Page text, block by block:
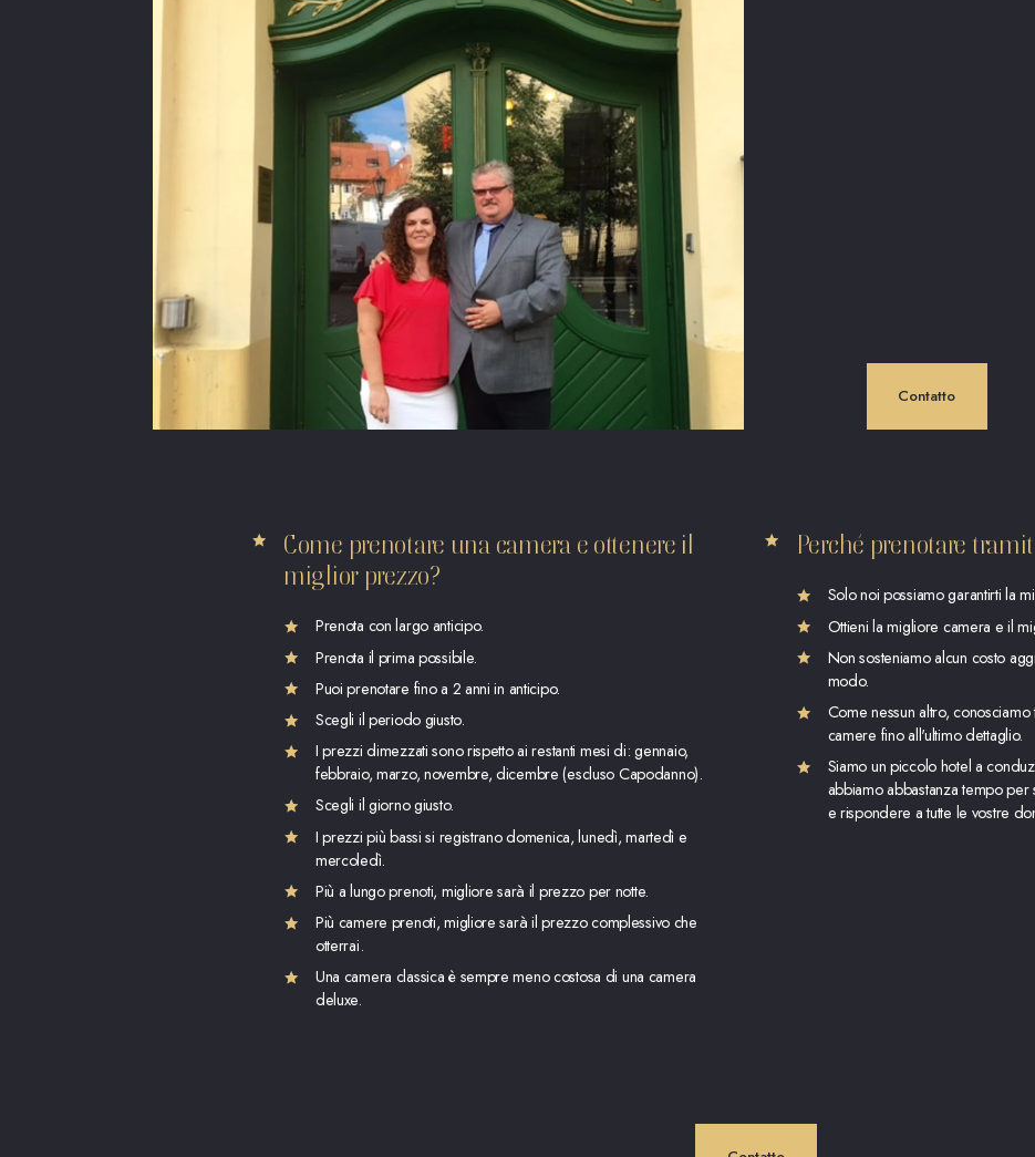
Contatto
Come prenotare una camera e ottenere il
miglior prezzo?
Prenota con largo anticipo.
Prenota il prima possibile.
Puoi prenotare fino a 2 anni in anticipo.
Scegli il periodo giusto.
I prezzi dimezzati sono rispetto ai restanti mesi di: gennaio,
febbraio, marzo, novembre, dicembre (escluso Capodanno).
Scegli il giorno giusto.
I prezzi più bassi si registrano domenica, lunedì, martedì e
mercoledì.
Più a lungo prenoti, migliore sarà il prezzo per notte.
Più camere prenoti, migliore sarà il prezzo complessivo che
otterrai.
Una camera classica è sempre meno costosa di una camera
deluxe.
Perché prenotare
Solo noi possiamo garantirti la
Ottieni la migliore camera e il
Non sosteniamo alcun costo
modo.
Come nessun altro,
camere fino all'ultimo dettaglio.
Siamo un piccolo hotel a
abbiamo abbastanza tempo
e rispondere a tutte le vostre